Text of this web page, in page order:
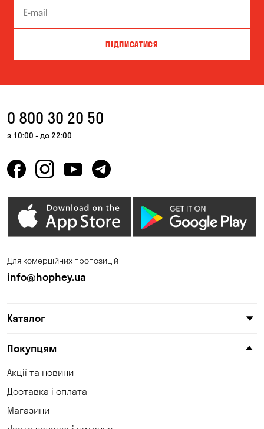
ПІДПИСАТИСЯ
0 800 30 20 50
з 10:00 - до 22:00
Для комерційних пропозицій
info@hophey.ua
Каталог
Покупцям
Акції та новини
Доставка і оплата
Магазини